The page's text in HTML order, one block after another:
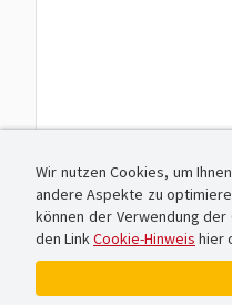
Wir nutzen Cookies, um
andere Aspekte zu
können der Verwendung
den LinkCookie-Hinweis hier